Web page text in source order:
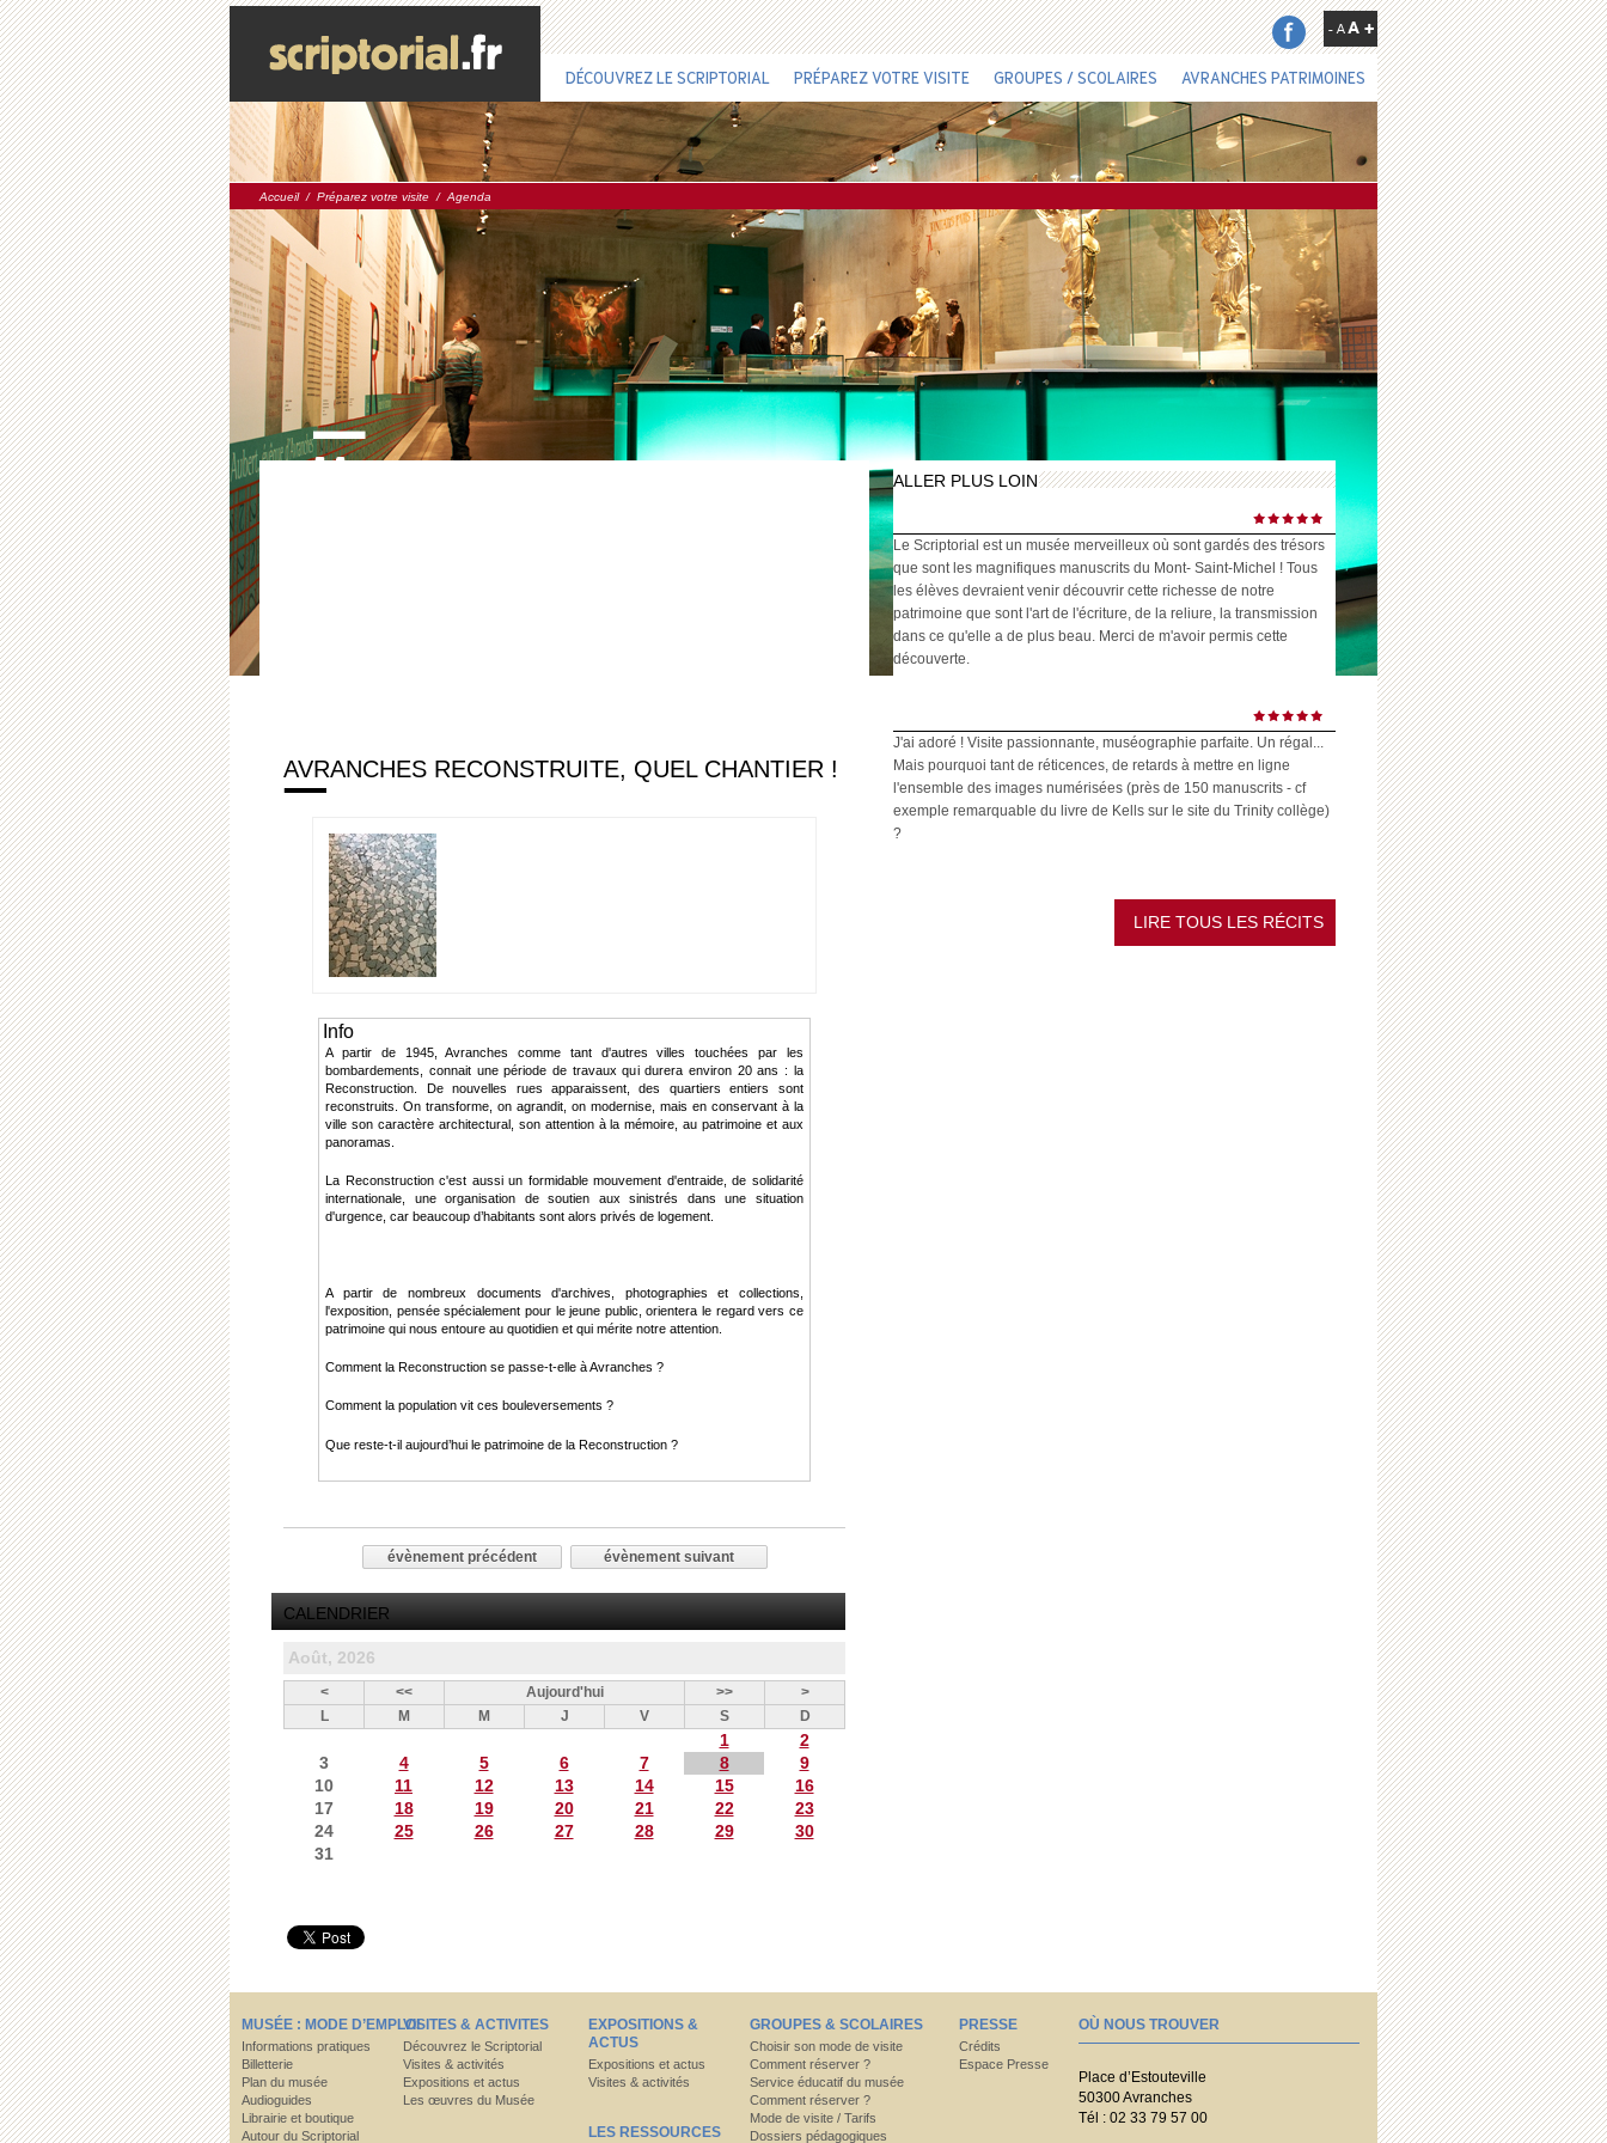
DÉCOUVREZ LE SCRIPTORIAL PRÉPAREZ VOTRE VISITE GROUPES / SCOLAIRES AVRANCHES PATRIMOINES
Accueil/ Préparez votre visite / Agenda
AVRANCHES RECONSTRUITE, QUEL CHANTIER !
Info
A partir de 1945, Avranches comme tant d'autres villes touchées par les
bombardements, connait une période de travaux qui durera environ 20 ans : la
Reconstruction. De nouvelles rues apparaissent, des quartiers entiers sont
reconstruits. On transforme, on agrandit, on modernise, mais en conservant à la
ville son caractère architectural, son attention à la mémoire, au patrimoine et aux
panoramas.
La Reconstruction c'est aussi un formidable mouvement d'entraide, de solidarité
internationale, une organisation de soutien aux sinistrés dans une situation
d'urgence, car beaucoup d’habitants sont alors privés de logement.
A partir de nombreux documents d'archives, photographies et collections,
l'exposition, pensée spécialement pour le jeune public, orientera le regard vers ce
patrimoine qui nous entoure au quotidien et qui mérite notre attention.
Comment la Reconstruction se passe-t-elle à Avranches ?
Comment la population vit ces bouleversements ?
Que reste-t-il aujourd’hui le patrimoine de la Reconstruction ?
évènement précédent évènement suivant
CALENDRIER
Août, 2026
< << Aujourd'hui >>
>
L
M M J V S D
1
2
3
4 5 6 7 8
9
10
11 12 13 14 15
16
17
18 19 20 21 22
23
24
25 26 27 28 29
30
31
ALLER PLUS LOIN
Le Scriptorial est un musée merveilleux où sont gardés des trésors
que sont les magnifiques manuscrits du Mont- Saint-Michel ! Tous
les élèves devraient venir découvrir cette richesse de notre
patrimoine que sont l'art de l'écriture, de la reliure, la transmission
dans ce qu'elle a de plus beau. Merci de m'avoir permis cette
découverte.
J'ai adoré ! Visite passionnante, muséographie parfaite. Un régal...
Mais pourquoi tant de réticences, de retards à mettre en ligne
l'ensemble des images numérisées (près de 150 manuscrits - cf
exemple remarquable du livre de Kells sur le site du Trinity collège)
?
LIRE TOUS LES RÉCITS
MUSÉE : MODE D’EMPLOI
Informations pratiques
Billetterie
Plan du musée
Audioguides
Librairie et boutique
Autour du Scriptorial
VISITES & ACTIVITES
Découvrez le Scriptorial
Visites & activités
Expositions et actus
Les œuvres du Musée
EXPOSITIONS &
ACTUS
Expositions et actus
Visites & activités
LES RESSOURCES
GROUPES & SCOLAIRES
Choisir son mode de visite
Comment réserver ?
Service éducatif du musée
Comment réserver ?
Mode de visite / Tarifs
Dossiers pédagogiques
PRESSE
Crédits
Espace Presse
OÙ NOUS TROUVER
Place d’Estouteville
50300 Avranches
Tél : 02 33 79 57 00